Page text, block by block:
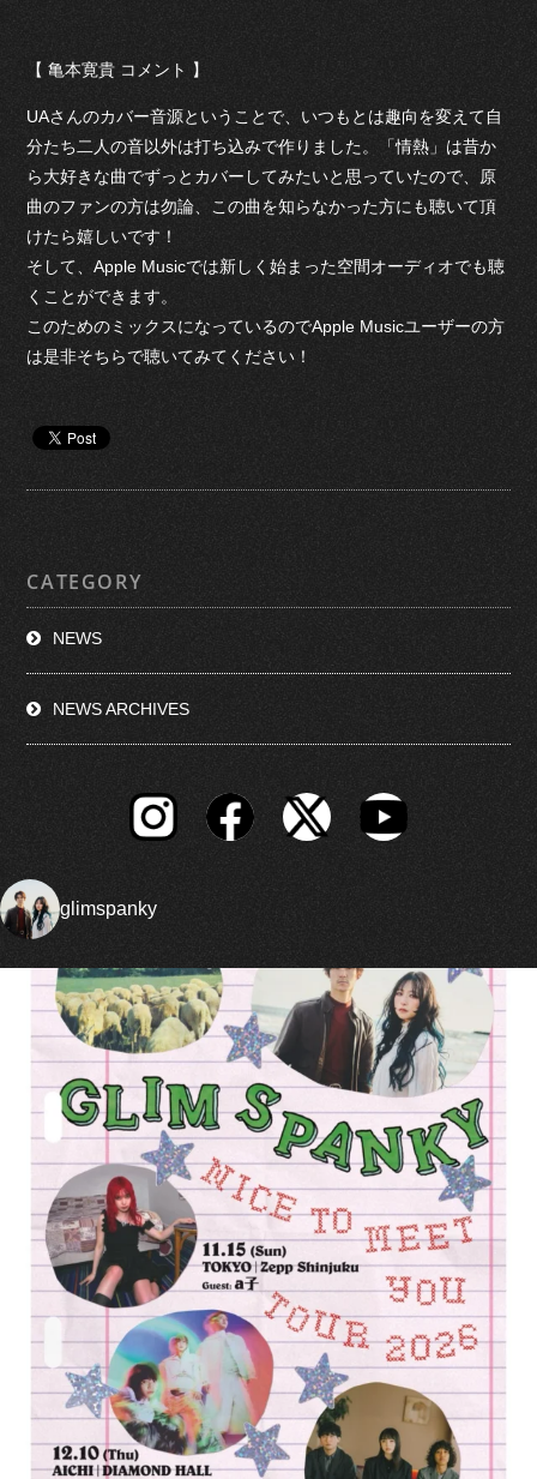
【 亀本寛貴 コメント 】
UAさんのカバー音源ということで、いつもとは趣向を変えて自
分たち二人の音以外は打ち込みで作りました。「情熱」は昔か
ら大好きな曲でずっとカバーしてみたいと思っていたので、原
曲のファンの方は勿論、この曲を知らなかった方にも聴いて頂
けたら嬉しいです！
そして、Apple Musicでは新しく始まった空間オーディオでも聴
くことができます。
このためのミックスになっているのでApple Musicユーザーの方
は是非そちらで聴いてみてください！
CATEGORY
NEWS
NEWS ARCHIVES
glimspanky